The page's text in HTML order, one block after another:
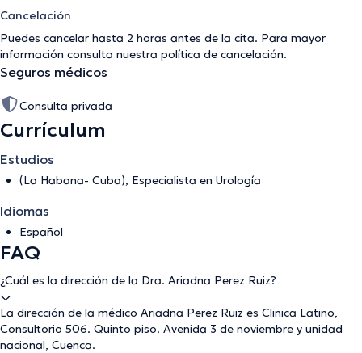
Cancelación
Puedes cancelar hasta 2 horas antes de la cita. Para mayor
información consulta nuestra política de cancelación.
Seguros médicos
Consulta privada
Currículum
Estudios
(La Habana- Cuba), Especialista en Urología
Idiomas
Español
FAQ
¿Cuál es la dirección de la Dra. Ariadna Perez Ruiz?
La dirección de la médico Ariadna Perez Ruiz es Clinica Latino,
Consultorio 506. Quinto piso. Avenida 3 de noviembre y unidad
nacional, Cuenca.